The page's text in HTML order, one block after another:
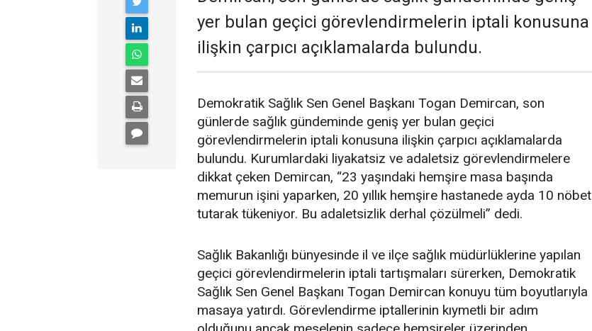
yer bulan geçici görevlendirmelerin iptali konusuna
ilişkin çarpıcı açıklamalarda bulundu.
Demokratik Sağlık Sen Genel Başkanı Togan Demircan, son
günlerde sağlık gündeminde geniş yer bulan geçici
görevlendirmelerin iptali konusuna ilişkin çarpıcı açıklamalarda
bulundu. Kurumlardaki liyakatsiz ve adaletsiz görevlendirmelere
dikkat çeken Demircan, “23 yaşındaki hemşire masa başında
memurun işini yaparken, 20 yıllık hemşire hastanede ayda 10 nöbet
tutarak tükeniyor. Bu adaletsizlik derhal çözülmeli” dedi.
Sağlık Bakanlığı bünyesinde il ve ilçe sağlık müdürlüklerine yapılan
geçici görevlendirmelerin iptali tartışmaları sürerken, Demokratik
Sağlık Sen Genel Başkanı Togan Demircan konuyu tüm boyutlarıyla
masaya yatırdı. Görevlendirme iptallerinin kıymetli bir adım